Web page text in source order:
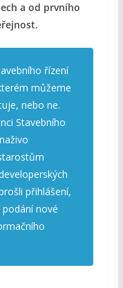
a od prvního
řízení
můžeme
nebo ne.
Stavebního
přihlášení,
nové